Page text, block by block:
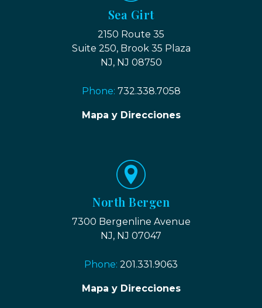
Sea Girt
2150 Route 35
Suite 250, Brook 35 Plaza
NJ, NJ 08750
Phone: 732.338.7058
Mapa y Direcciones
North Bergen
7300 Bergenline Avenue
NJ, NJ 07047
Phone: 201.331.9063
Mapa y Direcciones